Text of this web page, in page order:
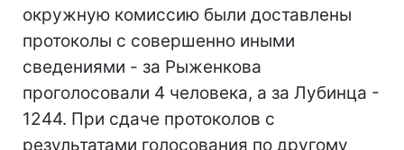
окружную комиссию были доставлены
протоколы с совершенно иными
сведениями - за Рыженкова
проголосовали 4 человека, а за Лубинца -
1244. При сдаче протоколов с
результатами голосования по другому